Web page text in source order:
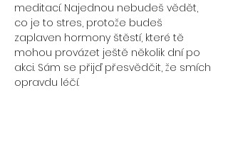
meditací. Najednou nebudeš vědět,
co je to stres, protože budeš
zaplaven hormony štěstí, které tě
mohou provázet ještě několik dní po
akci. Sám se přijď přesvědčit, že smích